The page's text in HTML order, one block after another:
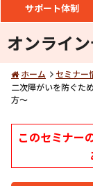
サポート体制
オンライ
ホーム
セミナー
二次障がいを防ぐた
方～
このセミナー